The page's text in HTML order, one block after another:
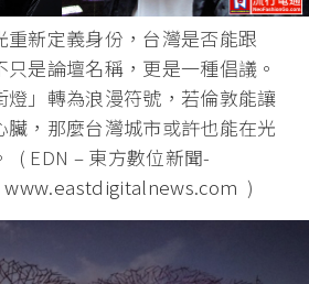
重新定義身份，台灣是否能跟
只是論壇名稱，更是一種倡議。
燈」轉為浪漫符號，若倫敦能讓
臟，那麼台灣城市或許也能在光
( EDN – 東方數位新聞-
www.eastdigitalnews.com )